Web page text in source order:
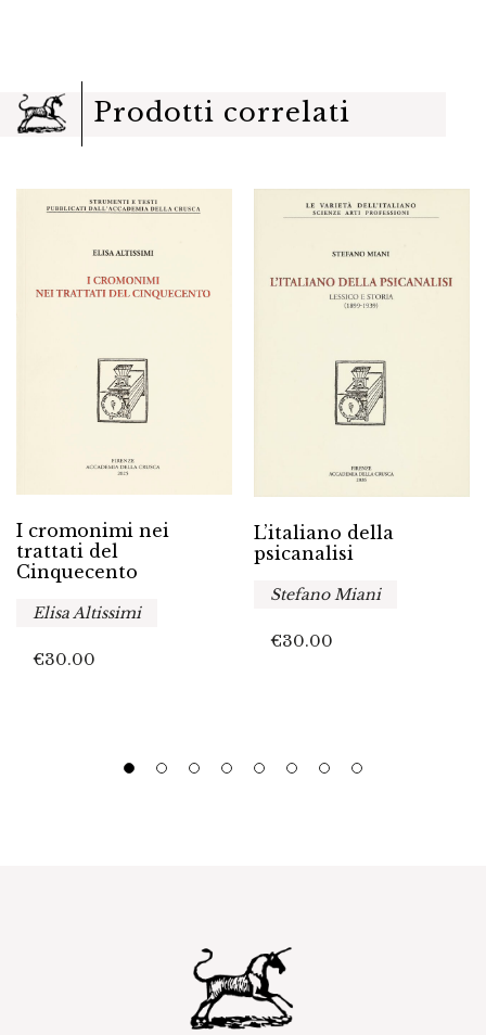
Prodotti correlati
I cromonimi nei
trattati del
Cinquecento
Elisa Altissimi
€30.00
L’italiano della
psicanalisi
Stefano Miani
€30.00